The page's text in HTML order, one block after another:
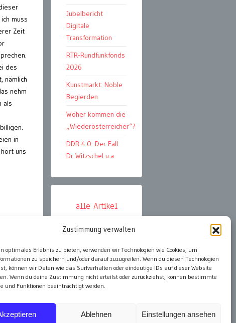
Zustimmung verwalten
optimales Erlebnis zu bieten, verwenden wir Technologien wie Cookies, um
zu speichern und/oder darauf zuzugreifen. Wenn du diesen Technologien
können wir Daten wie das Surfverhalten oder eindeutige IDs auf dieser Website
Wenn du deine Zustimmung nicht erteilst oder zurückziehst, können bestimmte
und Funktionen beeinträchtigt werden.
Ablehnen Einstellungen ansehen
muss
Zeit
des
nämlich
nehm
als
in
uns
Jubelbericht
Digitale
Transformation
RTR-Rundfunkfonds
2026
Kunstmarkt: Noble
Begierden
Woher kommen die
„Wiederösterreicher“?
DDR 4.0: Der Fall
Dr Witzschel u.a.
alle Artikel